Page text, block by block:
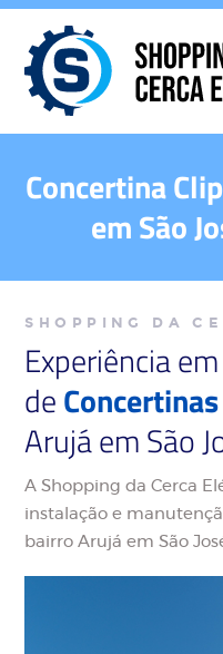
Concertina
em São
SHOPPING DA
Experiência
de
Arujá em São
A Shopping da Cerca
instalação e
bairro Arujá em São